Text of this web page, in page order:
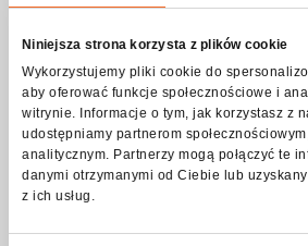
Niniejsza strona korzysta z plików cookie
Wykorzystujemy pliki cookie do
aby oferować funkcje społecznościowe i
witrynie. Informacje o tym, jak korzystasz z
udostępniamy partnerom
analitycznym. Partnerzy mogą połączyć te
danymi otrzymanymi od Ciebie lub
z ich usług.
Schnittstelle Benutzer
Physische Tasten
Ja
LCD Bildschirm
Ja
Anschlüsse
AC IN
PowerCON
AC OUT